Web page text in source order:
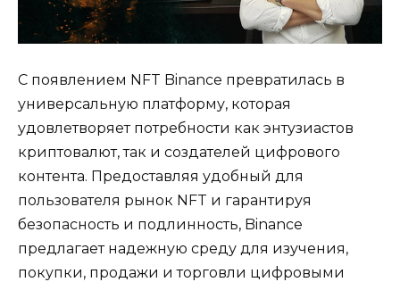
С появлением NFT Binance превратилась в
универсальную платформу, которая
удовлетворяет потребности как энтузиастов
криптовалют, так и создателей цифрового
контента. Предоставляя удобный для
пользователя рынок NFT и гарантируя
безопасность и подлинность, Binance
предлагает надежную среду для изучения,
покупки, продажи и торговли цифровыми